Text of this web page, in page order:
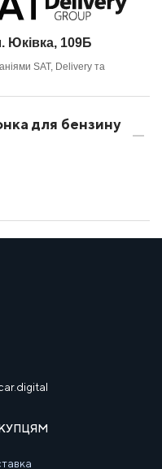
Юківка, 109Б
SAT, Delivery та
для бензину